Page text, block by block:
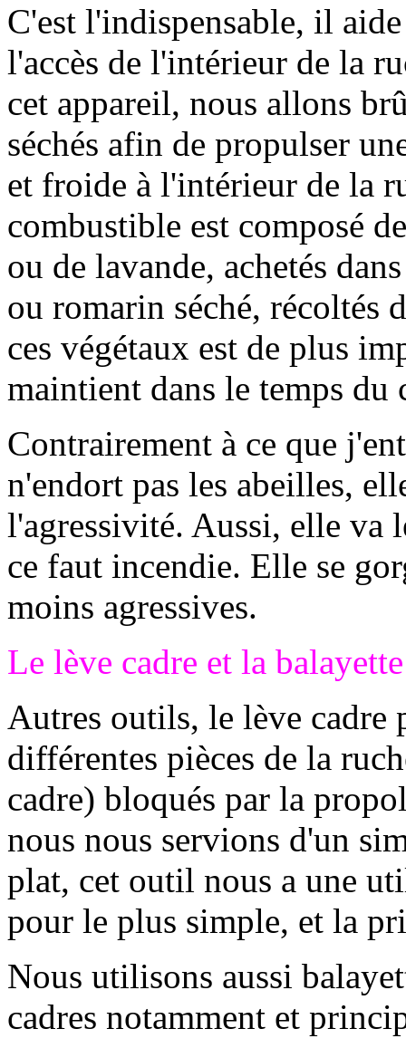
C'est l'indispensable, il
l'accès de l'intérieur de la
cet appareil, nous allons
séchés afin de propulser
et froide à l'intérieur de la
combustible est composé
ou de lavande, achetés
ou romarin séché, récoltés
ces végétaux est de plus
maintient dans le temps du
Contrairement à ce que
n'endort pas les abeilles,
l'agressivité. Aussi, elle va
ce faut incendie. Elle se
moins agressives.
Le lève cadre et la
Autres outils, le lève cadre
différentes pièces de la
cadre) bloqués par la
nous nous servions d'un
plat, cet outil nous a une
pour le plus simple, et la
Nous utilisons aussi
cadres notamment et